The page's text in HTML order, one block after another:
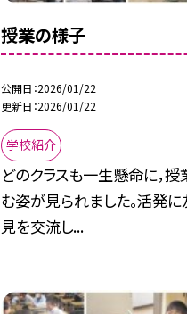
授業の様子
公開日 2026/01/22
更新日 2026/01/22
学校紹介
どのクラスも一生懸命に，
む姿が見られました。活発
見を交流し...